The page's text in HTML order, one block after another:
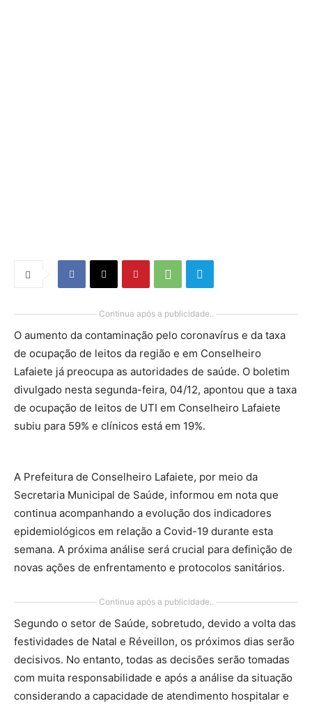
Continua após a publicidade..
O aumento da contaminação pelo coronavírus e da taxa
de ocupação de leitos da região e em Conselheiro
Lafaiete já preocupa as autoridades de saúde. O boletim
divulgado nesta segunda-feira, 04/12, apontou que a taxa
de ocupação de leitos de UTI em Conselheiro Lafaiete
subiu para 59% e clínicos está em 19%.
A Prefeitura de Conselheiro Lafaiete, por meio da
Secretaria Municipal de Saúde, informou em nota que
continua acompanhando a evolução dos indicadores
epidemiológicos em relação a Covid-19 durante esta
semana. A próxima análise será crucial para definição de
novas ações de enfrentamento e protocolos sanitários.
Continua após a publicidade..
Segundo o setor de Saúde, sobretudo, devido a volta das
festividades de Natal e Réveillon, os próximos dias serão
decisivos. No entanto, todas as decisões serão tomadas
com muita responsabilidade e após a análise da situação
considerando a capacidade de atendimento hospitalar e